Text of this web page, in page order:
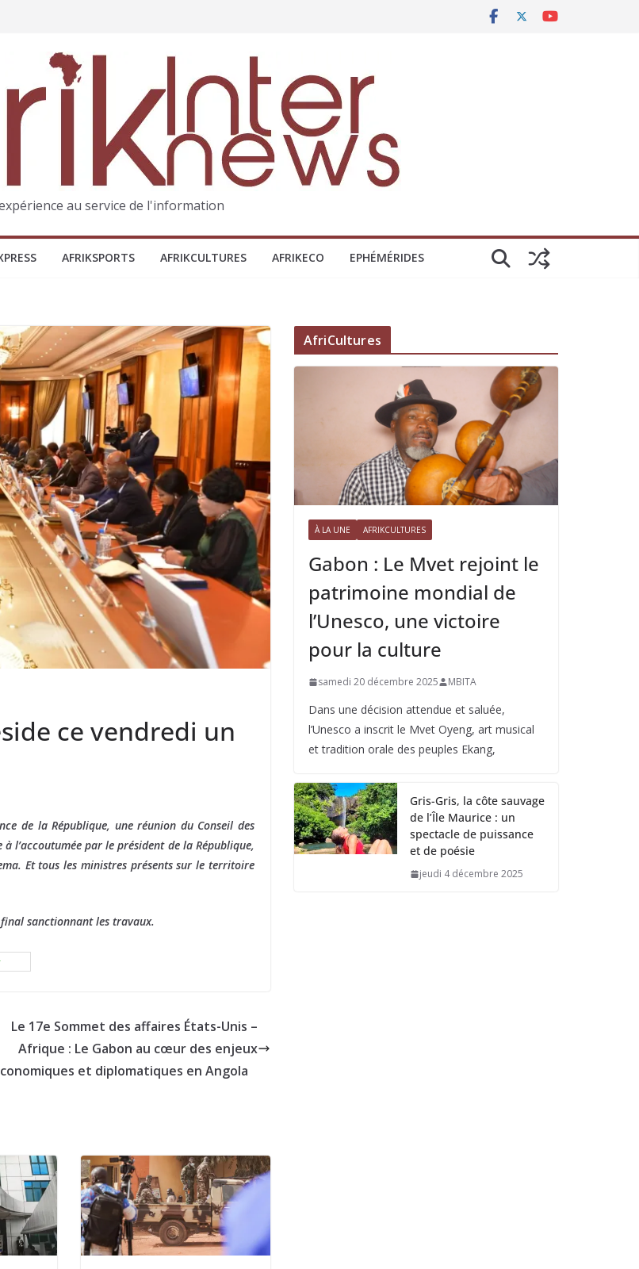
au service de l'information
AFRIKSPORTS AFRIKCULTURES AFRIKECO EPHÉMÉRIDES
ce vendredi un
de la République, une réunion du Conseil des
l’accoutumée par le président de la République,
Et tous les ministres présents sur le territoire
sanctionnant les travaux.
Le 17e Sommet des affaires États-Unis –
Afrique : Le Gabon au cœur des enjeux
et diplomatiques en Angola
AfriCultures
À LA UNE AFRIKCULTURES
Gabon : Le Mvet rejoint le
patrimoine mondial de
l’Unesco, une victoire
pour la culture
samedi 20 décembre 2025 MBITA
Dans une décision attendue et saluée,
l’Unesco a inscrit le Mvet Oyeng, art musical
et tradition orale des peuples Ekang,
Gris-Gris, la côte sauvage
de l’Île Maurice : un
spectacle de puissance
et de poésie
jeudi 4 décembre 2025